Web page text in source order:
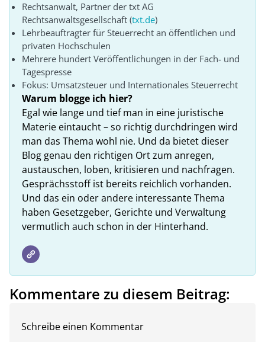
Rechtsanwalt, Partner der txt AG
Rechtsanwaltsgesellschaft (txt.de)
Lehrbeauftragter für Steuerrecht an öffentlichen und
privaten Hochschulen
Mehrere hundert Veröffentlichungen in der Fach- und
Tagespresse
Fokus: Umsatzsteuer und Internationales Steuerrecht
Warum blogge ich hier?
Egal wie lange und tief man in eine juristische
Materie eintaucht – so richtig durchdringen wird
man das Thema wohl nie. Und da bietet dieser
Blog genau den richtigen Ort zum anregen,
austauschen, loben, kritisieren und nachfragen.
Gesprächsstoff ist bereits reichlich vorhanden.
Und das ein oder andere interessante Thema
haben Gesetzgeber, Gerichte und Verwaltung
vermutlich auch schon in der Hinterhand.
Kommentare zu diesem Beitrag:
Schreibe einen Kommentar